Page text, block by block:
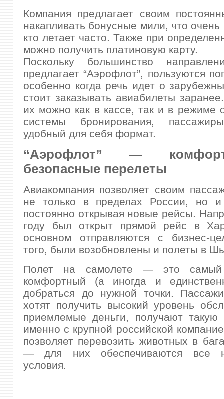
Компания предлагает своим
накапливать бонусные мили, что
кто летает часто. Также при
можно получить платиновую карту.
Поскольку большинство
предлагает “Аэрофлот”, пользуются
особенно когда речь идет о
стоит заказывать авиабилеты
их можно как в кассе, так и в режиме
системы бронирования,
удобный для себя формат.
“Аэрофлот” —
безопасные перелеты
Авиакомпания позволяет своим
не только в пределах России, но и
постоянно открывая новые рейсы.
году был открыт прямой рейс в
основном отправляются с бизнес-
того, были возобновлены и полеты в
Полет на самолете — это
комфортный (а иногда и
добраться до нужной точки.
хотят получить высокий уровень
приемлемые деньги, получают такую
именно с крупной российской
позволяет перевозить животных в
— для них обеспечиваются все
условия.